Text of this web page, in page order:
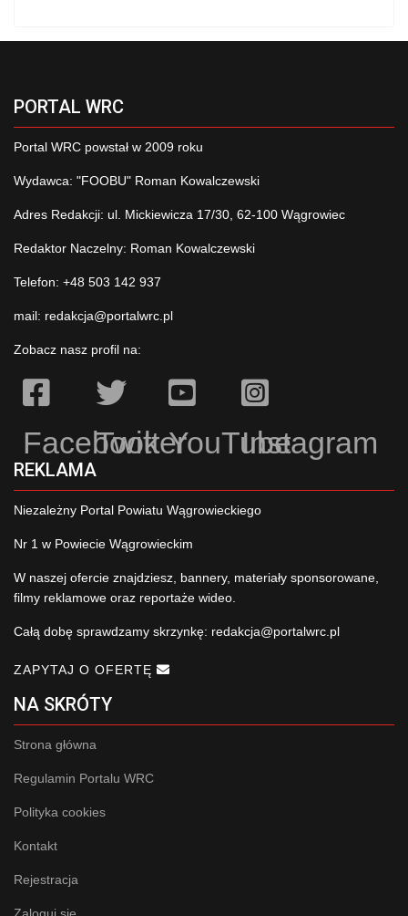
PORTAL WRC
Portal WRC powstał w 2009 roku
Wydawca: "FOOBU" Roman Kowalczewski
Adres Redakcji: ul. Mickiewicza 17/30, 62-100 Wągrowiec
Redaktor Naczelny: Roman Kowalczewski
Telefon: +48 503 142 937
mail: redakcja@portalwrc.pl
Zobacz nasz profil na:
Facebook
TwitterYouTubeInstagram
REKLAMA
Niezależny Portal Powiatu Wągrowieckiego
Nr 1 w Powiecie Wągrowieckim
W naszej ofercie znajdziesz, bannery, materiały sponsorowane,
filmy reklamowe oraz reportaże wideo.
Całą dobę sprawdzamy skrzynkę: redakcja@portalwrc.pl
ZAPYTAJ O OFERTĘ
NA SKRÓTY
Strona główna
Regulamin Portalu WRC
Polityka cookies
Kontakt
Rejestracja